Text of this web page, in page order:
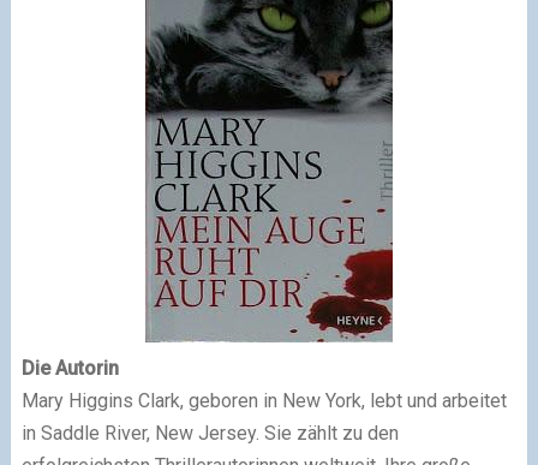
Die Autorin
Mary Higgins Clark, geboren in New York, lebt und arbeitet
in Saddle River, New Jersey. Sie zählt zu den